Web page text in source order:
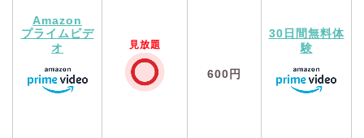
Amazon
プライムビデ
オ
見放題
600円
30日間無料体
験